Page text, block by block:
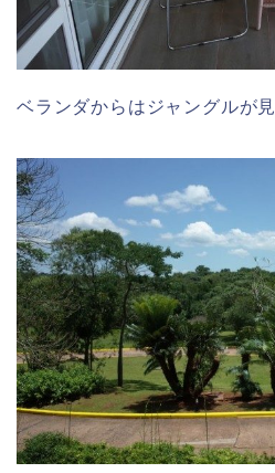
ベランダからはジャングルが見